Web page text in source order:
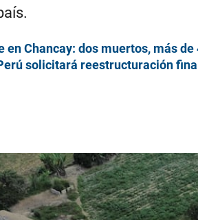
en Chancay: dos muertos, más
solicitará reestructuración